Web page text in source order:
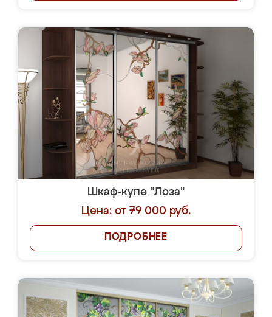
Шкаф-купе "Лоза"
Цена: от 79 000 руб.
ПОДРОБНЕЕ